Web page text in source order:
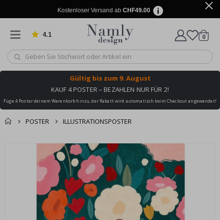
Kostenloser Versand ab CHF49.00
4.1 von 1029 Bewertungen
Wagen
0
Gültig bis zum 9. August
KAUF 4 POSTER – BEZAHLEN NUR FÜR 2!
Füge 4 Poster deinem Warenkorb hinzu, der Rabatt wird automatisch beim Checkout angewendet!
POSTER ILLUSTRATIONSPOSTER
Zusammen gekaufte
Produkte
Zur Kasse